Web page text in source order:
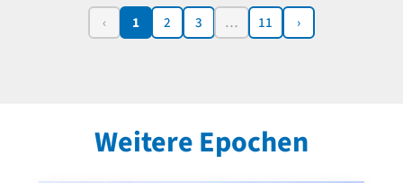
‹ 1 2 3 … 11 ›
Weitere Epochen